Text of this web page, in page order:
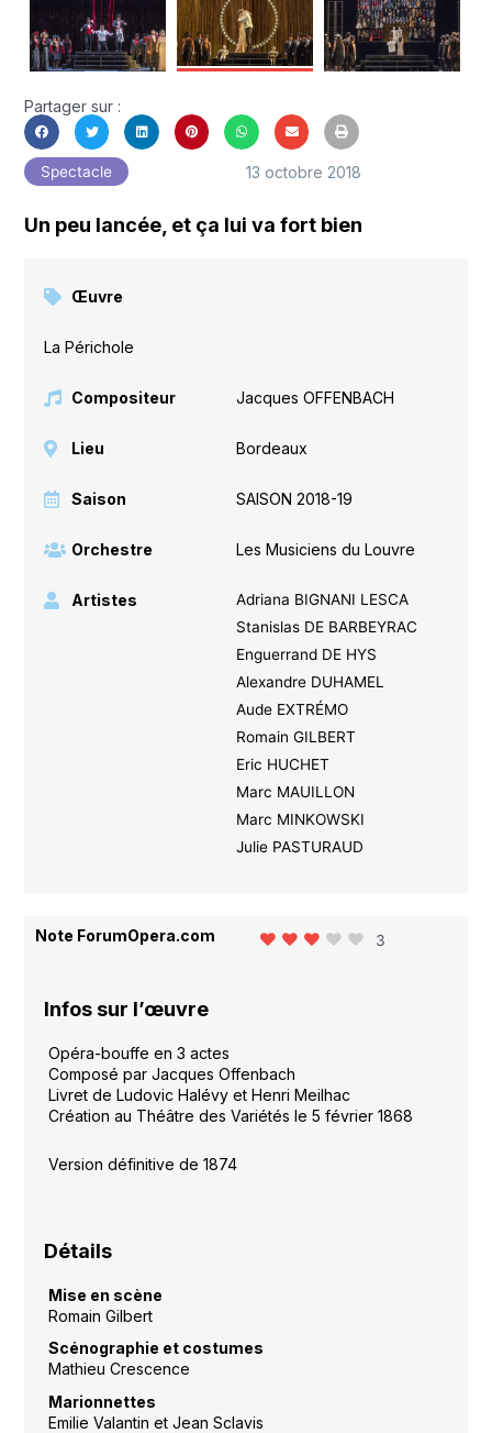
Partager sur :
Spectacle 13 octobre 2018
Un peu lancée, et ça lui va fort bien
Œuvre
La Périchole
Compositeur Jacques OFFENBACH
Lieu Bordeaux
Saison SAISON 2018-19
Orchestre Les Musiciens du Louvre
Artistes
Adriana BIGNANI LESCA
Stanislas DE BARBEYRAC
Enguerrand DE HYS
Alexandre DUHAMEL
Aude EXTRÉMO
Romain GILBERT
Eric HUCHET
Marc MAUILLON
Marc MINKOWSKI
Julie PASTURAUD
Note ForumOpera.com 3
Infos sur l’œuvre
Opéra-bouffe en 3 actes
Composé par Jacques Offenbach
Livret de Ludovic Halévy et Henri Meilhac
Création au Théâtre des Variétés le 5 février 1868
Version définitive de 1874
Détails
Mise en scène
Romain Gilbert
Scénographie et costumes
Mathieu Crescence
Marionnettes
Emilie Valantin et Jean Sclavis